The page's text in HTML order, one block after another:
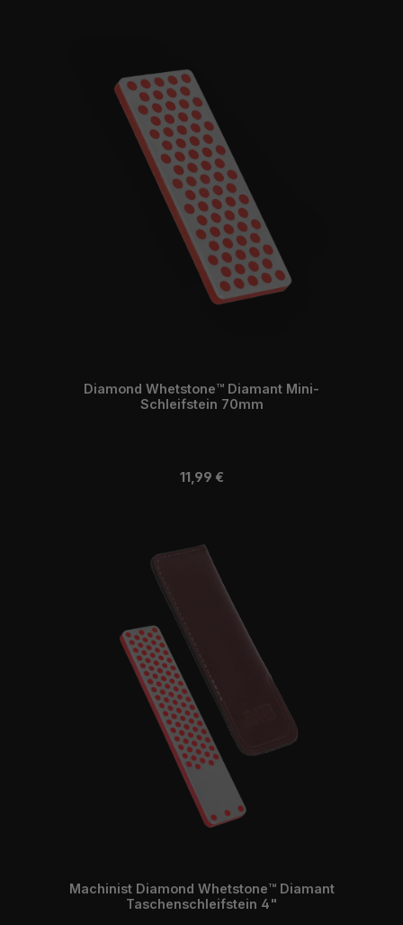
Diamond Whetstone™ Diamant Mini-
Schleifstein 70mm
Regulärer Preis:
11,99 €
Machinist Diamond Whetstone™ Diamant
Taschenschleifstein 4"